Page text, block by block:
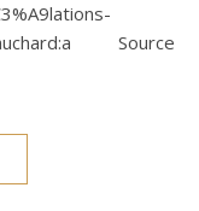
Source